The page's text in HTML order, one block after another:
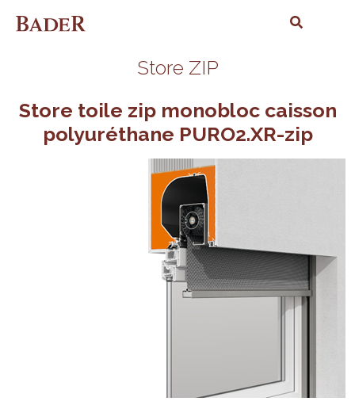
Store ZIP
Store toile zip monobloc caisson
polyuréthane PURO2.XR-zip